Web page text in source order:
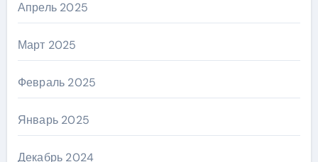
Апрель 2025
Март 2025
Февраль 2025
Январь 2025
Декабрь 2024